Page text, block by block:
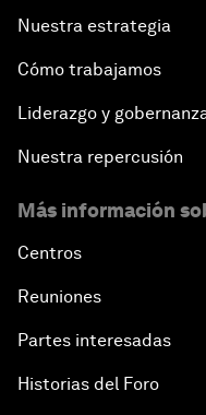
Nuestra estrategia
Cómo trabajamos
Liderazgo y
Nuestra repercusión
Más información
Centros
Reuniones
Partes interesadas
Historias del Foro